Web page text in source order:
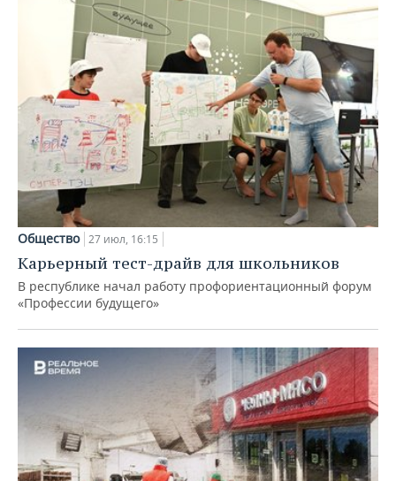
Общество 27 июл, 16:15
Карьерный тест-драйв для школьников
В республике начал работу профориентационный форум
«Профессии будущего»